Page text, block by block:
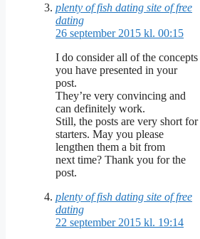
plenty of fish dating site of free
dating
26 september 2015 kl. 00:15
I do consider all of the concepts
you have presented in your
post.
They’re very convincing and
can definitely work.
Still, the posts are very short for
starters. May you please
lengthen them a bit from
next time? Thank you for the
post.
plenty of fish dating site of free
dating
22 september 2015 kl. 19:14